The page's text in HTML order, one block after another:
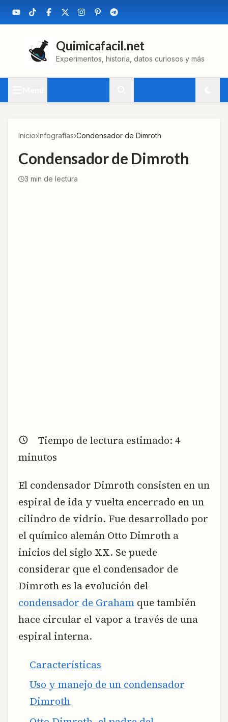
Quimicafacil.net
Experimentos, historia, datos curiosos y más
Inicio›Infografías›Condensador de Dimroth
Condensador de Dimroth
3 min de lectura
Tiempo de lectura estimado: 4
minutos
El condensador Dimroth consisten en un
espiral de ida y vuelta encerrado en un
cilindro de vidrio. Fue desarrollado por
el químico alemán Otto Dimroth a
inicios del siglo XX. Se puede
considerar que el condensador de
Dimroth es la evolución del
condensador de Graham que también
hace circular el vapor a través de una
espiral interna.
Características
Uso y manejo de un condensador
Dimroth